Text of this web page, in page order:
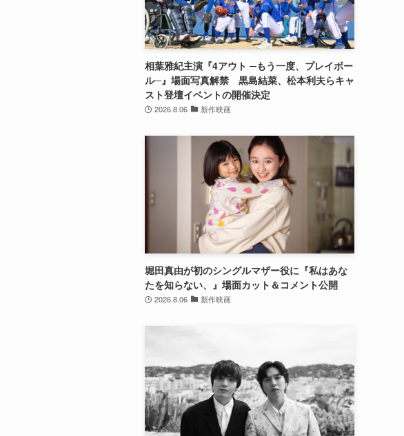
相葉雅紀主演『4アウト ─もう一度、プレイボー
ル─』場面写真解禁 黒島結菜、松本利夫らキャ
スト登壇イベントの開催決定
2026.8.06 新作映画
堀田真由が初のシングルマザー役に『私はあな
たを知らない、』場面カット＆コメント公開
2026.8.06 新作映画